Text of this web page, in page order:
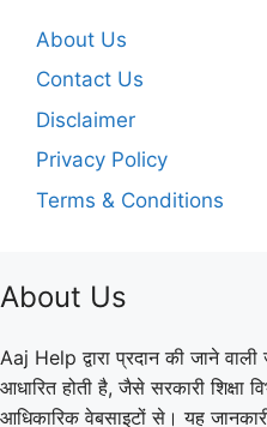
About Us
Contact Us
Disclaimer
Privacy Policy
Terms & Conditions
About Us
Aaj Help द्वारा प्रदान की जाने वाली
आधारित होती है, जैसे सरकारी शिक्षा
आधिकारिक वेबसाइटों से। यह